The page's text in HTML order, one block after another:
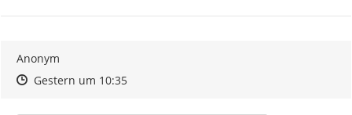
Anonym
Zeitpunkt des Erstellens
Zeitpunkt des Erstellens
Gestern um 10:35Zur Äußerung